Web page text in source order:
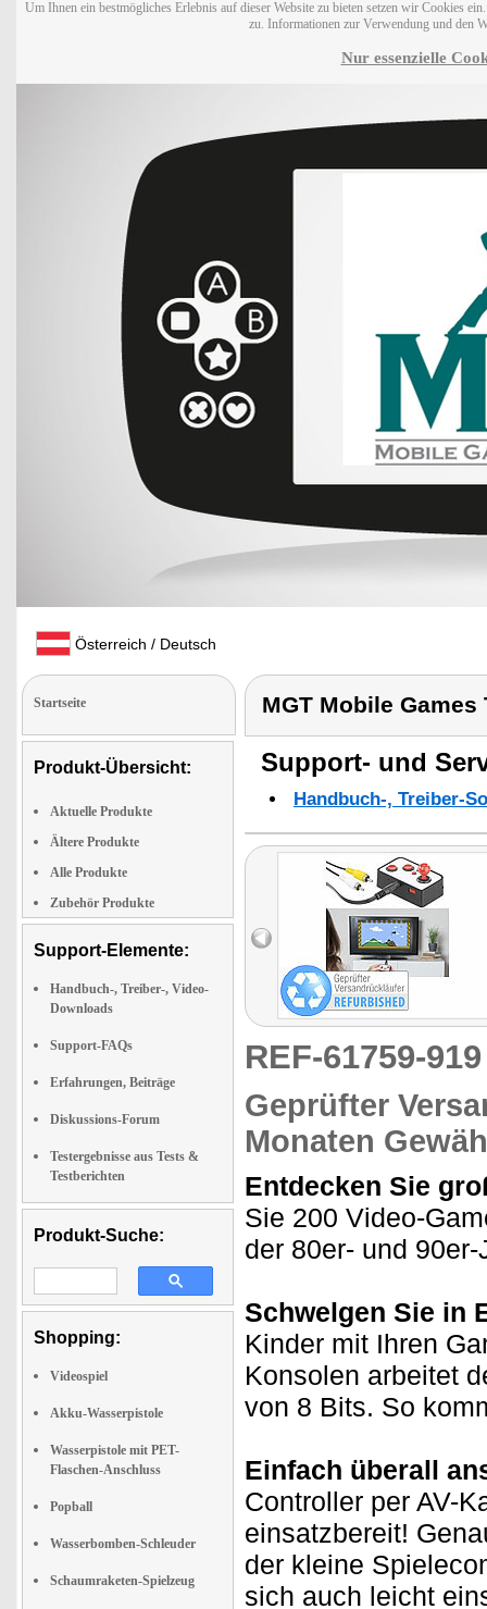
Um Ihnen ein bestmögliches Erlebnis auf dieser Website zu bieten setzen wir Cookies
zu. Informationen zur Verwendung und den
Nur essenzielle
Österreich / Deutsch
Startseite
Produkt-Übersicht:
Aktuelle Produkte
Ältere Produkte
Alle Produkte
Zubehör Produkte
Support-Elemente:
Handbuch-, Treiber-, Video-
Downloads
Support-FAQs
Erfahrungen, Beiträge
Diskussions-Forum
Testergebnisse aus Tests &
Testberichten
Produkt-Suche:
Shopping:
Videospiel
Akku-Wasserpistole
Wasserpistole mit PET-
Flaschen-Anschluss
Popball
Wasserbomben-Schleuder
Schaumraketen-Spielzeug
MGT Mobile
Support- und
Handbuch-, Treiber-
REF-61759-
Geprüfter
Monaten
Entdecken Sie
Sie 200 Video-
der 80er- und
Schwelgen Sie in
Kinder mit Ihren
Konsolen arbeitet
von 8 Bits. So
Einfach überall
Controller per AV-
einsatzbereit!
der kleine
sich auch leicht